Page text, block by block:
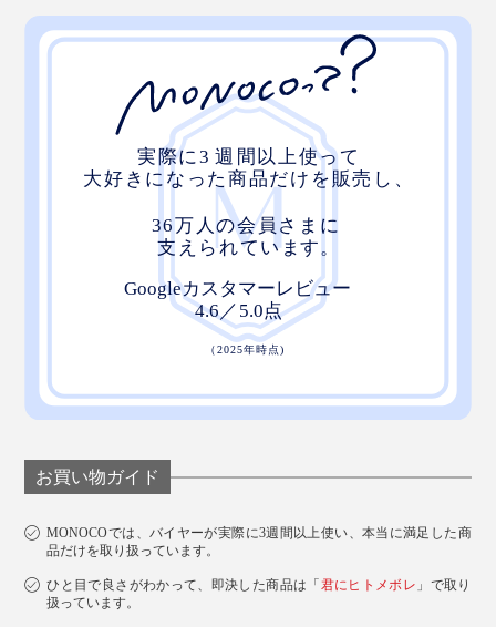
お買い物ガイド
MONOCOでは、バイヤーが実際に3週間以上使い、本当に満足した商
品だけを取り扱っています。
ひと目で良さがわかって、即決した商品は「君にヒトメボレ 」で取り
扱っています。